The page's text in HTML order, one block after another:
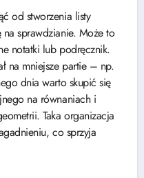
od stworzenia listy
sprawdzianie. Może to
notatki lub podręcznik.
na mniejsze partie – np.
dnia warto skupić się
na równaniach i
Taka organizacja
co sprzyja